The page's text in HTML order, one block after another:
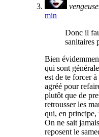
min
Donc il
sanitaires
Bien
qui sont
est de te forcer
agréé pour
plutôt que de
retrousser les
qui, en principe,
On ne sait
reposent le